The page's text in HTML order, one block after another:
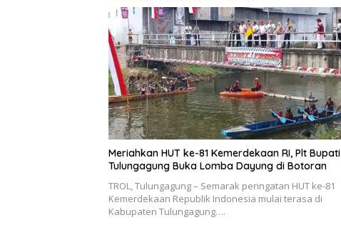
Meriahkan HUT ke-81 Kemerdekaan RI, Plt Bupati
Tulungagung Buka Lomba Dayung di Botoran
TROL, Tulungagung – Semarak peringatan HUT ke-81
Kemerdekaan Republik Indonesia mulai terasa di
Kabupaten Tulungagung….